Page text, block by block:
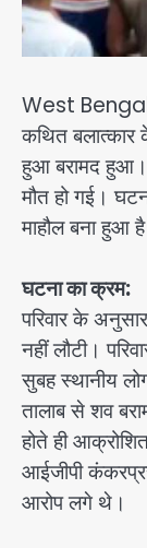
West Bengal
कथित बलात्कार
हुआ बरामद हुआ।
मौत हो गई।
माहौल बना हुआ
घटना का क्रम:
परिवार के
नहीं लौटी।
सुबह स्थानीय
तालाब से शव
होते ही
आईजीपी
आरोप लगे थे।